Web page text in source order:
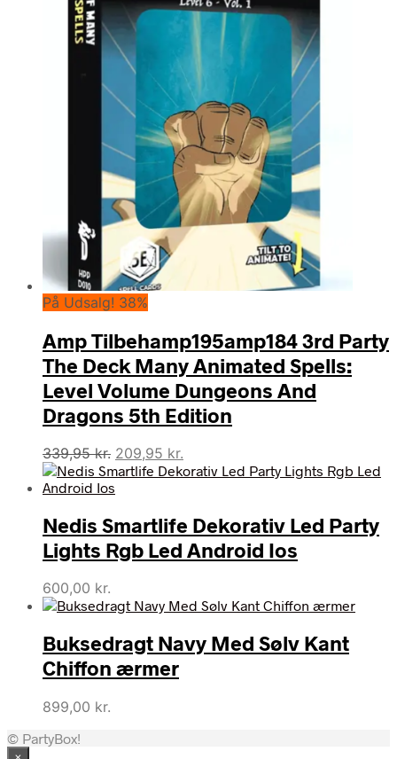
På Udsalg! 38%
Amp Tilbehamp195amp184 3rd Party
The Deck Many Animated Spells:
Level Volume Dungeons And
Dragons 5th Edition
339,95kr. Den
oprindelige
339,95 kr..
209,95 kr.
aktuelle
209,95 kr..
Nedis Smartlife Dekorativ Led Party
Lights Rgb Led Android Ios
600,00 kr.
Buksedragt Navy Med Sølv Kant
Chiffon ærmer
899,00 kr.
© PartyBox!
×